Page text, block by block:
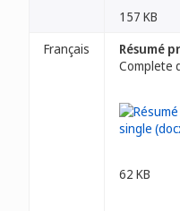
157 KB
Français
Résumé
Complete
62 KB